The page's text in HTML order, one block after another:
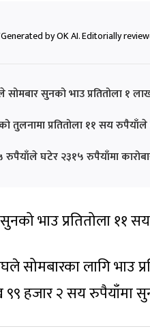
Generated by OK AI. Editorially
सोमबार सुनको भाउ प्रतितोला १
तुलनामा प्रतितोला ११ सय
रुपैयाँले घटेर २३१५ रुपैयाँमा
भाउ प्रतितोला ११
सोमबारका लागि भाउ
हजार २ सय रुपैयाँमा